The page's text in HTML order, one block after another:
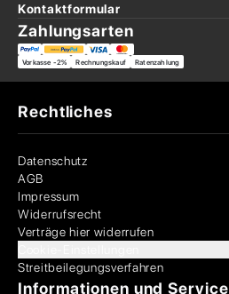
Kontaktformular
Zahlungsarten
Vorkasse -2% Rechnungskauf Ratenzahlung
Rechtliches
Datenschutz
AGB
Impressum
Widerrufsrecht
Verträge hier widerrufen
Streitbeilegungsverfahren
Informationen und Service